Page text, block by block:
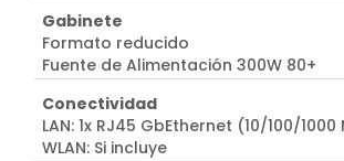
Gabinete
Formato reducido
Fuente de Alimentación 300W 80+
Conectividad
LAN: 1x RJ45 GbEthernet (10/100/
WLAN: Si incluye